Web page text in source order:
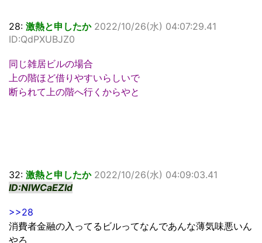
28: 激熱と申したか 2022/10/26(水) 04:07:29.41
ID:QdPXUBJZ0
同じ雑居ビルの場合
上の階ほど借りやすいらしいで
断られて上の階へ行くからやと
32: 激熱と申したか 2022/10/26(水) 04:09:03.41
ID:NlWCaEZId
>>28
消費者金融の入ってるビルってなんであんな薄気味悪いん
やろ